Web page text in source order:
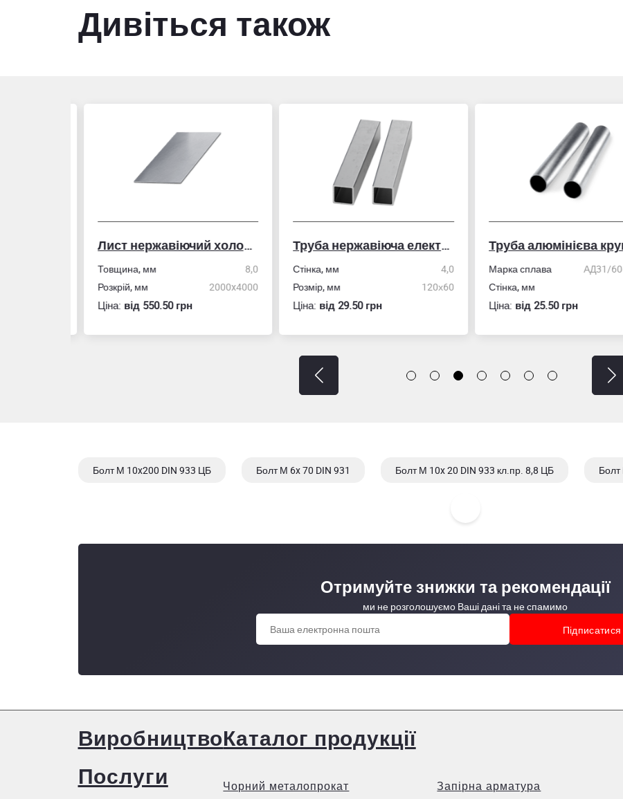
Дивіться також
Лист нержавіючий холоднокатаний
Товщина, мм
8,0
Розкрій, мм
2000x4000
Ціна:вiд 550.50 грн
Труба нержавіюча електрозварна профільна
Стінка, мм
4,0
Розмір, мм
120х60
Ціна:вiд 29.50 грн
Труба алюмінієва
Марка сплава
АД31/
Стінка, мм
Ціна:вiд 25.50 грн
Болт М 10x200 DIN 933 ЦБ Болт М 6x 70 DIN 931 Болт М 10x 20 DIN 933 кл.пр. 8,8 ЦБ
Отримуйте знижки та рекомендації
ми не розголошуємо Ваші дані та не спамимо
Виробництво
Послуги
Каталог продукції
Чорний металопрокат Запірна арматура